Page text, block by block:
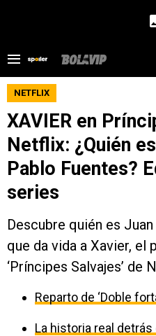
NETFLIX
XAVIER en
Netflix: ¿Quién
Pablo Fuentes?
series
Descubre quién es
que da vida a Xavier, el
‘Príncipes Salvajes’ de
Reparto de ‘Doble
La historia real detrás